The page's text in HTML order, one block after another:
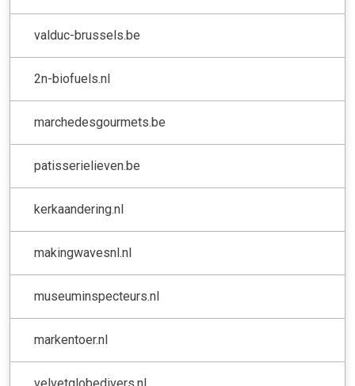
valduc-brussels.be
2n-biofuels.nl
marchedesgourmets.be
patisserielieven.be
kerkaandering.nl
makingwavesnl.nl
museuminspecteurs.nl
markentoer.nl